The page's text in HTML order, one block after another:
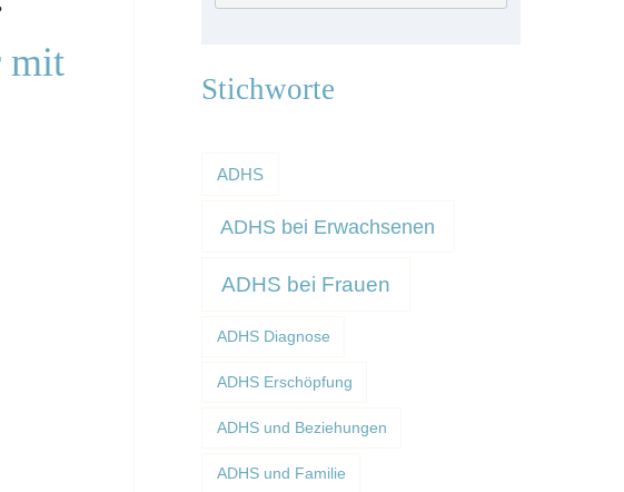
mit
Stichworte
ADHS
ADHS bei Erwachsenen
ADHS bei Frauen
ADHS Diagnose
ADHS Erschöpfung
ADHS und Beziehungen
ADHS und Familie